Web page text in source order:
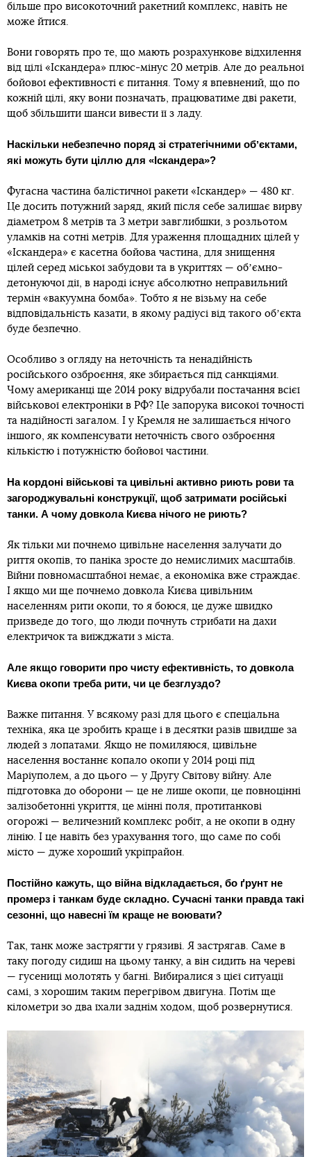
більше про високоточний ракетний комплекс, навіть не
може йтися.
Вони говорять про те, що мають розрахункове відхилення
від цілі «Іскандера» плюс-мінус 20 метрів. Але до реальної
бойової ефективності є питання. Тому я впевнений, що по
кожній цілі, яку вони позначать, працюватиме дві ракети,
щоб збільшити шанси вивести її з ладу.
Наскільки небезпечно поряд зі стратегічними обʼєктами,
які можуть бути ціллю для «Іскандера»?
Фугасна частина балістичної ракети «Іскандер» — 480 кг.
Це досить потужний заряд, який після себе залишає вирву
діаметром 8 метрів та 3 метри завглибшки, з розльотом
уламків на сотні метрів. Для ураження площадних цілей у
«Іскандера» є касетна бойова частина, для знищення
цілей серед міської забудови та в укриттях — обʼємно-
детонуючої дії, в народі існує абсолютно неправильний
термін «вакуумна бомба». Тобто я не візьму на себе
відповідальність казати, в якому радіусі від такого обʼєкта
буде безпечно.
Особливо з огляду на неточність та ненадійність
російського озброєння, яке збирається під санкціями.
Чому американці ще 2014 року відрубали постачання всієї
військової електроніки в РФ? Це запорука високої точності
та надійності загалом. І у Кремля не залишається нічого
іншого, як компенсувати неточність свого озброєння
кількістю і потужністю бойової частини.
На кордоні військові та цивільні активно риють рови та
загороджувальні конструкції, щоб затримати російські
танки. А чому довкола Києва нічого не риють?
Як тільки ми почнемо цивільне населення залучати до
риття окопів, то паніка зросте до немислимих масштабів.
Війни повномасштабної немає, а економіка вже страждає.
І якщо ми ще почнемо довкола Києва цивільним
населенням рити окопи, то я боюся, це дуже швидко
призведе до того, що люди почнуть стрибати на дахи
електричок та виїжджати з міста.
Але якщо говорити про чисту ефективність, то довкола
Києва окопи треба рити, чи це безглуздо?
Важке питання. У всякому разі для цього є спеціальна
техніка, яка це зробить краще і в десятки разів швидше за
людей з лопатами. Якщо не помиляюся, цивільне
населення востаннє копало окопи у 2014 році під
Маріуполем, а до цього — у Другу Світову війну. Але
підготовка до оборони — це не лише окопи, це повноцінні
залізобетонні укриття, це мінні поля, протитанкові
огорожі — величезний комплекс робіт, а не окопи в одну
лінію. І це навіть без урахування того, що саме по собі
місто — дуже хороший укріпрайон.
Постійно кажуть, що війна відкладається, бо ґрунт не
промерз і танкам буде складно. Сучасні танки правда такі
сезонні, що навесні їм краще не воювати?
Так, танк може застрягти у грязиві. Я застрягав. Саме в
таку погоду сидиш на цьому танку, а він сидить на череві
— гусениці молотять у багні. Вибиралися з цієї ситуації
самі, з хорошим таким перегрівом двигуна. Потім ще
кілометри зо два їхали заднім ходом, щоб розвернутися.